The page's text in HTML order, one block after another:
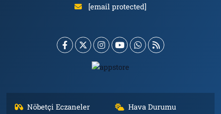
[email protected]
Nöbetçi Eczaneler Hava Durumu